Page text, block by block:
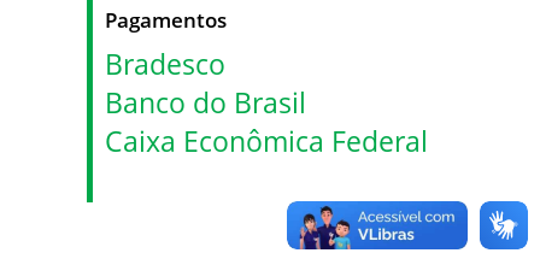
Pagamentos
Bradesco
Banco do Brasil
Caixa Econômica Federal